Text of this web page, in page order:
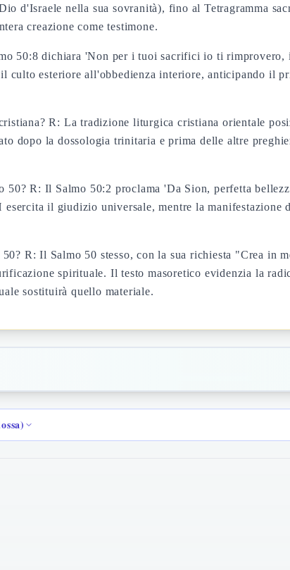
d'Israele nella sua sovranità), fino al Tetragramma
creazione come testimone.
50:8 dichiara 'Non per i tuoi sacrifici io ti rimprovero,
culto esteriore all'obbedienza interiore, anticipando il
R: La tradizione liturgica cristiana orientale
dopo la dossologia trinitaria e prima delle altre
R: Il Salmo 50:2 proclama 'Da Sion, perfetta
il giudizio universale, mentre la manifestazione
R: Il Salmo 50 stesso, con la sua richiesta "Crea in
spirituale. Il testo masoretico evidenzia la
sostituirà quello materiale.